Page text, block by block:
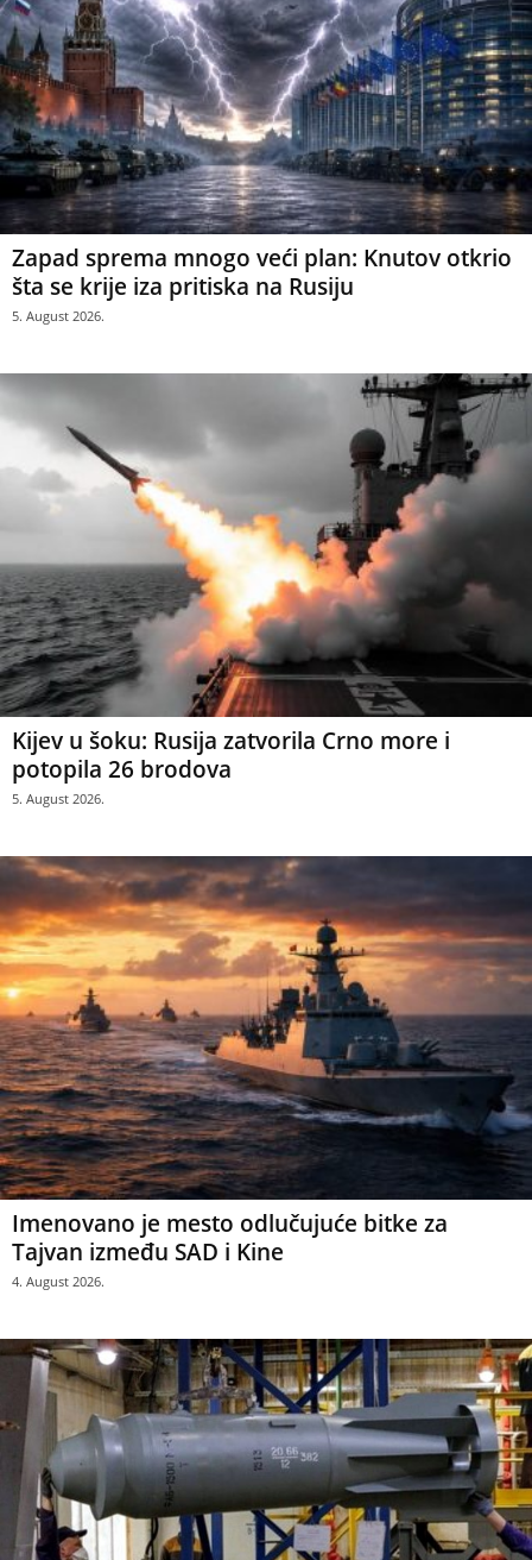
Zapad sprema mnogo veći plan: Knutov otkrio
šta se krije iza pritiska na Rusiju
5. August 2026.
Kijev u šoku: Rusija zatvorila Crno more i
potopila 26 brodova
5. August 2026.
Imenovano je mesto odlučujuće bitke za
Tajvan između SAD i Kine
4. August 2026.